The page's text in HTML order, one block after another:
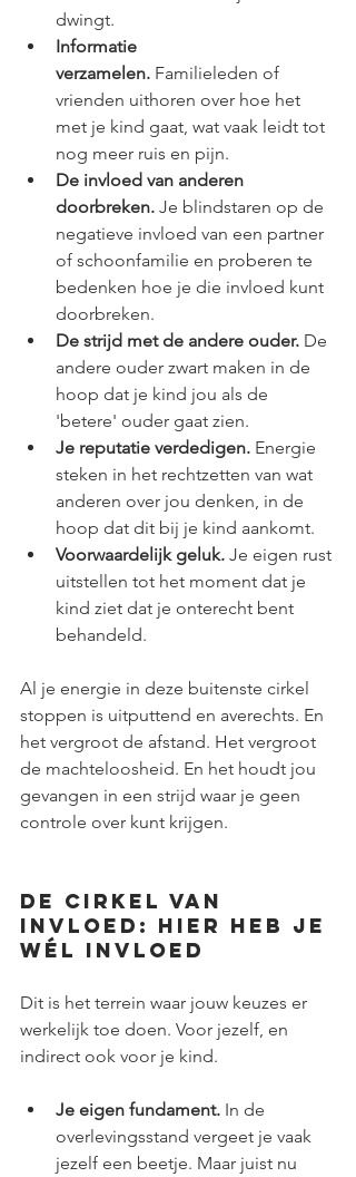
dwingt.
Informatie
verzamelen. Familieleden of
vrienden uithoren over hoe het
met je kind gaat, wat vaak leidt tot
nog meer ruis en pijn.
De invloed van anderen
doorbreken. Je blindstaren op de
negatieve invloed van een partner
of schoonfamilie en proberen te
bedenken hoe je die invloed kunt
doorbreken.
De strijd met de andere ouder. De
andere ouder zwart maken in de
hoop dat je kind jou als de
'betere' ouder gaat zien.
Je reputatie verdedigen. Energie
steken in het rechtzetten van wat
anderen over jou denken, in de
hoop dat dit bij je kind aankomt.
Voorwaardelijk geluk. Je eigen rust
uitstellen tot het moment dat je
kind ziet dat je onterecht bent
behandeld.
Al je energie in deze buitenste cirkel
stoppen is uitputtend en averechts. En
het vergroot de afstand. Het vergroot
de machteloosheid. En het houdt jou
gevangen in een strijd waar je geen
controle over kunt krijgen.
De cirkel van
invloed: hier heb je
wél invloed
Dit is het terrein waar jouw keuzes er
werkelijk toe doen. Voor jezelf, en
indirect ook voor je kind.
Je eigen fundament. In de
overlevingsstand vergeet je vaak
jezelf een beetje. Maar juist nu